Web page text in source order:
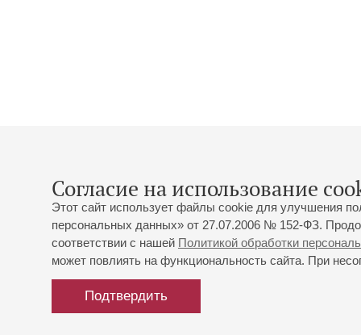
Согласие на использование
Этот сайт использует файлы cookie для улучшения
персональных данных» от 27.07.2006 № 152-ФЗ.
соответствии с нашей Политикой обработки
может повлиять на функциональность сайта. При
Подтвердить